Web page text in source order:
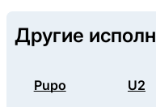
Другие
Pupo U2